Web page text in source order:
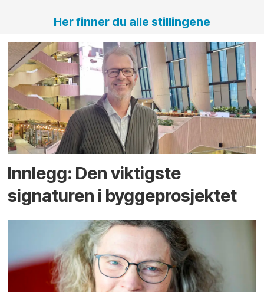
Her finner du alle stillingene
Innlegg: Den viktigste
signaturen i bygge­­prosjektet